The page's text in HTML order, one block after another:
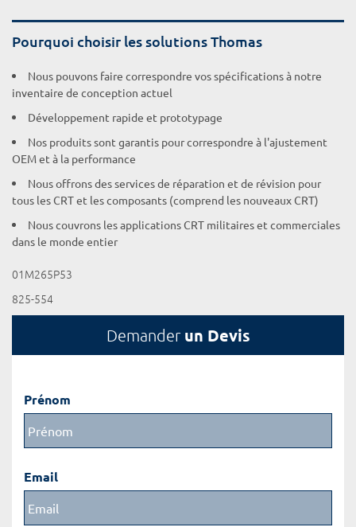
Pourquoi choisir les solutions Thomas
Nous pouvons faire correspondre vos spécifications à notre
inventaire de conception actuel
Développement rapide et prototypage
Nos produits sont garantis pour correspondre à l'ajustement
OEM et à la performance
Nous offrons des services de réparation et de révision pour
tous les CRT et les composants (comprend les nouveaux CRT)
Nous couvrons les applications CRT militaires et commerciales
dans le monde entier
01M265P53
825-554
Demander un Devis
Prénom
Email